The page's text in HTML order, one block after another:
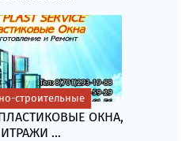
ОКНА,
...
строительные